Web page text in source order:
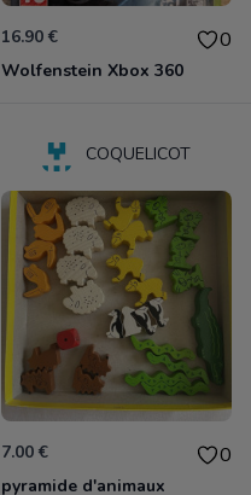
16.90 € 0
Wolfenstein Xbox 360
COQUELICOT
7.00 € 0
pyramide d'animaux